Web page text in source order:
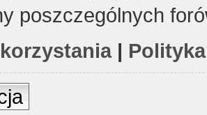
poszczególnych
|